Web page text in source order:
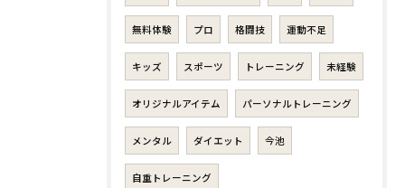
無料体験 プロ 格闘技 運動不足
キッズ スポーツ トレーニング 未経験
オリジナルアイテム パーソナルトレーニング
メンタル ダイエット 今池
自重トレーニング